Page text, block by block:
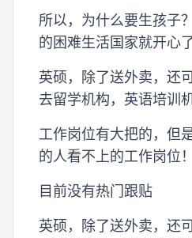
所以，为什么要生孩子
的困难生活国家就开心
英硕，除了送外卖，还
去留学机构，英语培训机
工作岗位有大把的，但
的人看不上的工作岗位！
目前没有热门跟贴
英硕，除了送外卖，还